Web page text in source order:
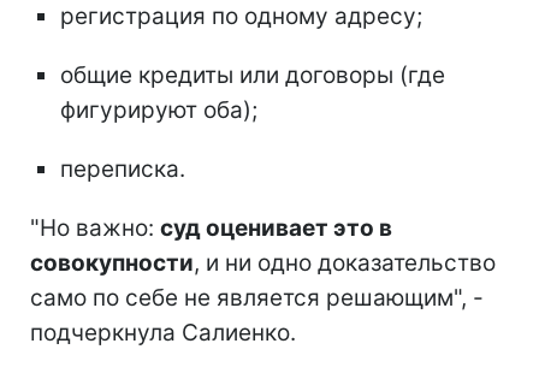
регистрация по одному адресу;
общие кредиты или договоры (где
фигурируют оба);
переписка.
"Но важно: суд оценивает это в
совокупности, и ни одно доказательство
само по себе не является решающим", -
подчеркнула Салиенко.